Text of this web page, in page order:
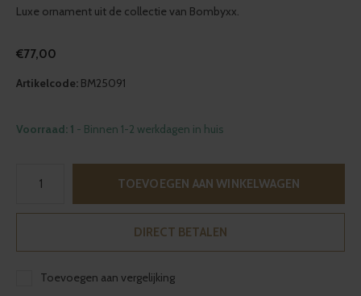
Luxe ornament uit de collectie van Bombyxx.
€77,00
Artikelcode: BM25091
Voorraad: 1 - Binnen 1-2 werkdagen in huis
TOEVOEGEN AAN WINKELWAGEN
DIRECT BETALEN
Toevoegen aan vergelijking